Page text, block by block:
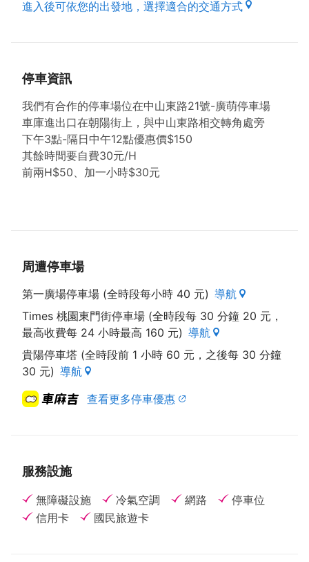
進入後可依您的出發地，選擇適合的交通方式
停車資訊
我們有合作的停車場位在中山東路21號-廣萌停車場
車庫進出口在朝陽街上，與中山東路相交轉角處旁
下午3點-隔日中午12點優惠價$150
其餘時間要自費30元/H
前兩H$50、加一小時$30元
周遭停車場
第一廣場停車場 (全時段每小時 40 元) 導航
Times 桃園東門街停車場 (全時段每 30 分鐘 20 元，
最高收費每 24 小時最高 160 元) 導航
貴陽停車塔 (全時段前 1 小時 60 元，之後每 30 分鐘
30 元) 導航
查看更多停車優惠
服務設施
無障礙設施 冷氣空調 網路
停車位
信用卡
國民旅遊卡